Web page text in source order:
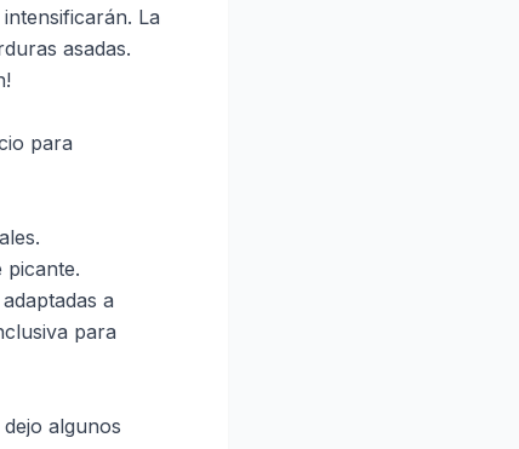
La
asadas.
para
picante.
a
para
algunos